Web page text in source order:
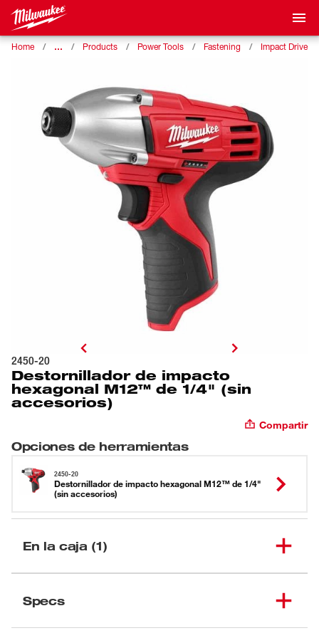
Home … Products Power Tools Fastening Impact Drivers
2450-20
Destornillador de impacto
hexagonal M12™ de 1/4" (sin
accesorios)
Compartir
Opciones de herramientas
2450-20
Destornillador de impacto hexagonal M12™ de 1/4"
(sin accesorios)
En la caja (1)
(1)
Specs
Cargando